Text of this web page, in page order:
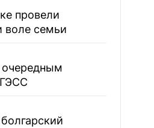
провели
воле семьи